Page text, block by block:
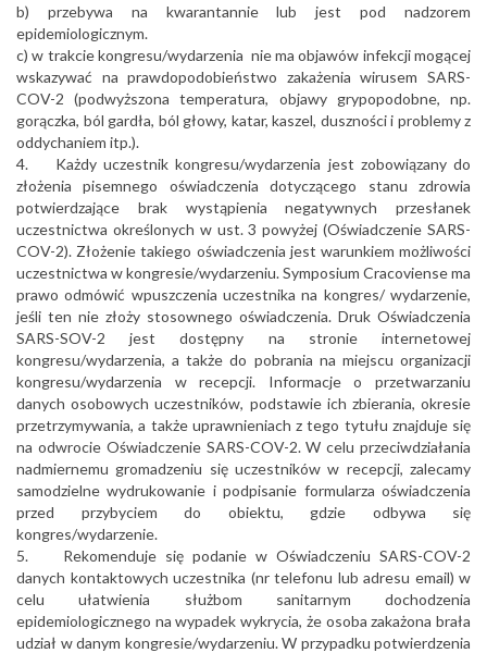
b) przebywa na kwarantannie lub jest pod nadzorem
epidemiologicznym.
c) w trakcie kongresu/wydarzenia nie ma objawów infekcji mogącej
wskazywać na prawdopodobieństwo zakażenia wirusem SARS-
COV-2 (podwyższona temperatura, objawy grypopodobne, np.
gorączka, ból gardła, ból głowy, katar, kaszel, duszności i problemy z
oddychaniem itp.).
4. Każdy uczestnik kongresu/wydarzenia jest zobowiązany do
złożenia pisemnego oświadczenia dotyczącego stanu zdrowia
potwierdzające brak wystąpienia negatywnych przesłanek
uczestnictwa określonych w ust. 3 powyżej (Oświadczenie SARS-
COV-2). Złożenie takiego oświadczenia jest warunkiem możliwości
uczestnictwa w kongresie/wydarzeniu. Symposium Cracoviense ma
prawo odmówić wpuszczenia uczestnika na kongres/ wydarzenie,
jeśli ten nie złoży stosownego oświadczenia. Druk Oświadczenia
SARS-SOV-2 jest dostępny na stronie internetowej
kongresu/wydarzenia, a także do pobrania na miejscu organizacji
kongresu/wydarzenia w recepcji. Informacje o przetwarzaniu
danych osobowych uczestników, podstawie ich zbierania, okresie
przetrzymywania, a także uprawnieniach z tego tytułu znajduje się
na odwrocie Oświadczenie SARS-COV-2. W celu przeciwdziałania
nadmiernemu gromadzeniu się uczestników w recepcji, zalecamy
samodzielne wydrukowanie i podpisanie formularza oświadczenia
przed przybyciem do obiektu, gdzie odbywa się
kongres/wydarzenie.
5. Rekomenduje się podanie w Oświadczeniu SARS-COV-2
danych kontaktowych uczestnika (nr telefonu lub adresu email) w
celu ułatwienia służbom sanitarnym dochodzenia
epidemiologicznego na wypadek wykrycia, że osoba zakażona brała
udział w danym kongresie/wydarzeniu. W przypadku potwierdzenia